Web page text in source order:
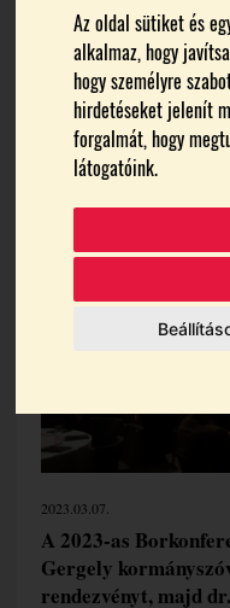
Az oldal sütiket és
alkalmaz, hogy
hogy személyre
hirdetéseket jelenít
forgalmát, hogy
látogatóink.
délelőtti
Témák: Dr. Zsófi Zsolt
2023.03.07.
A 2023-as
Gergely
rendezvényt, majd